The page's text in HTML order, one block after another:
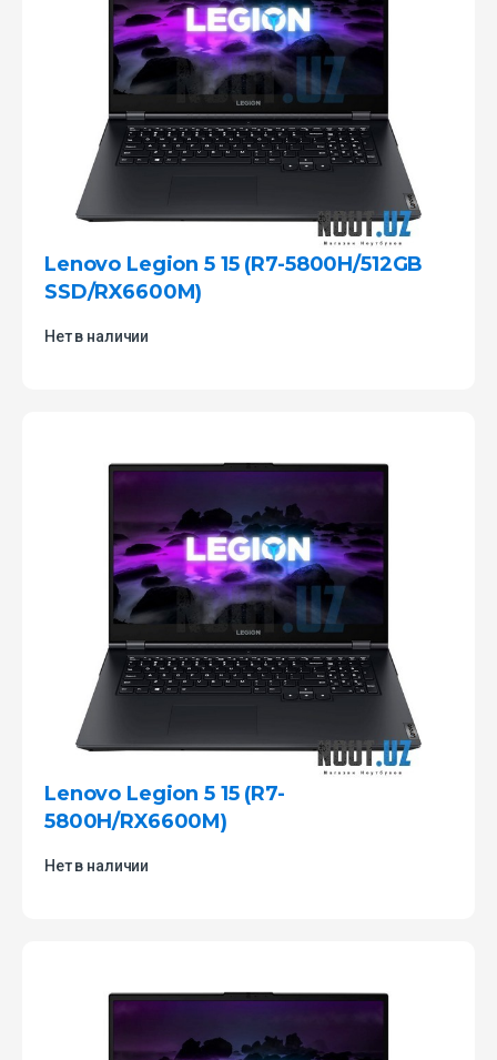
Lenovo Legion 5 15 (R7-5800H/512GB
SSD/RX6600M)
Нет в наличии
Lenovo Legion 5 15 (R7-
5800H/RX6600M)
Нет в наличии